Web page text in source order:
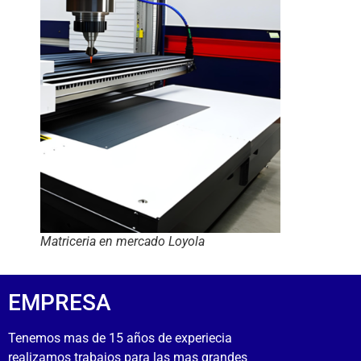
Matriceria en mercado Loyola
EMPRESA
Tenemos mas de 15 años de experiecia
realizamos trabajos para las mas grandes